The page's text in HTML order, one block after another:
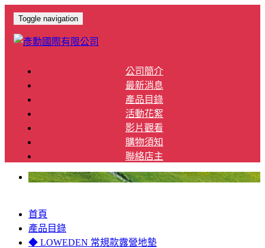
Toggle navigation
公司簡介
最新消息
產品目錄
活動花絮
影片觀看
購物須知
聯絡店主
首頁
產品目錄
◆ LOWEDEN 常規款露營地墊